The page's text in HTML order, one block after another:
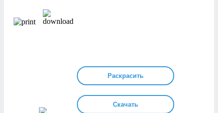
Раскрасить
Скачать